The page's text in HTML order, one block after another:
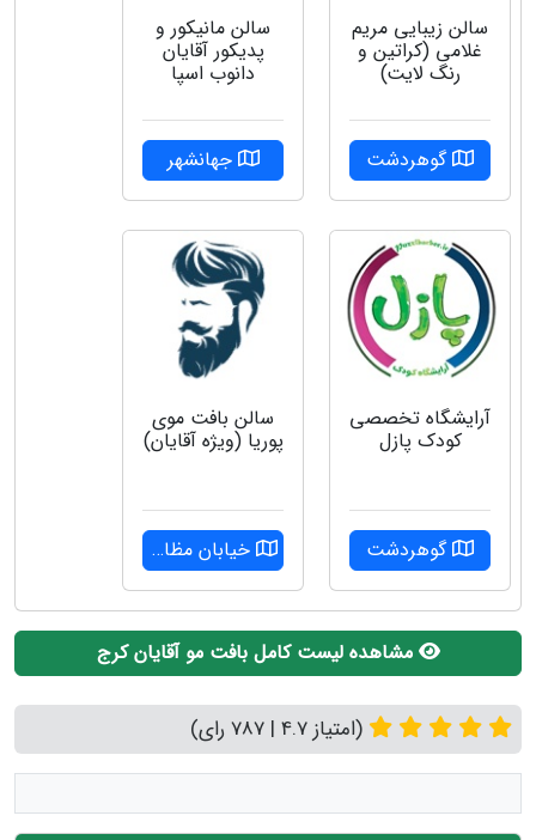
سالن زیبایی مریم
غلامی (کراتین و
رنگ لایت)
گوهردشت
سالن مانیکور و
پدیکور آقایان
دانوب اسپا
جهانشهر
آرایشگاه تخصصی
کودک پازل
گوهردشت
سالن بافت موی
پوریا (ویژه آقایان)
خیابان مظاهری
مشاهده لیست کامل بافت مو آقایان کرج
(امتیاز 4.7 | 787 رای)